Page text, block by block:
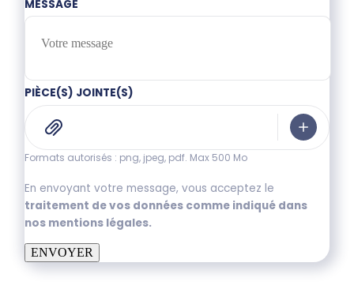
MESSAGE
PIÈCE(S) JOINTE(S)
Formats autorisés : png, jpeg, pdf. Max 500 Mo
En envoyant votre message, vous acceptez le
traitement de vos données comme indiqué dans
nos mentions légales.
ENVOYER